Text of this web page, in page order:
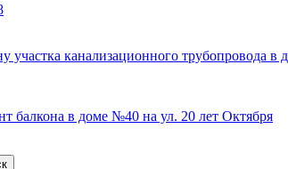
участка канализационного трубопровода
балкона в доме №40 на ул. 20 лет Октября